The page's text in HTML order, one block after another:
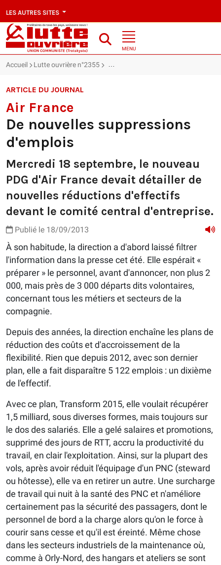
LES AUTRES SITES
MENU
Accueil Lutte ouvrière n°2355 Air France : De nouvelles
ARTICLE DU JOURNAL
Air France
De nouvelles suppressions
d'emplois
Mercredi 18 septembre, le nouveau
PDG d'Air France devait détailler de
nouvelles réductions d'effectifs
devant le comité central d'entreprise.
Publié le 18/09/2013
À son habitude, la direction a d'abord laissé filtrer
l'information dans la presse cet été. Elle espérait «
préparer » le personnel, avant d'annoncer, non plus 2
000, mais près de 3 000 départs dits volontaires,
concernant tous les métiers et secteurs de la
compagnie.
Depuis des années, la direction enchaîne les plans de
réduction des coûts et d'accroissement de la
flexibilité. Rien que depuis 2012, avec son dernier
plan, elle a fait disparaître 5 122 emplois : un dixième
de l'effectif.
Avec ce plan, Transform 2015, elle voulait récupérer
1,5 milliard, sous diverses formes, mais toujours sur
le dos des salariés. Elle a gelé salaires et promotions,
supprimé des jours de RTT, accru la productivité du
travail, en clair l'exploitation. Ainsi, sur la plupart des
vols, après avoir réduit l'équipage d'un PNC (steward
ou hôtesse), elle va en retirer un autre. Une surcharge
de travail qui nuit à la santé des PNC et n'améliore
certainement pas la sécurité des passagers, dont le
personnel de bord a la charge alors qu'on le force à
courir sans cesse et qu'il est éreinté. Même chose
dans les secteurs industriels de la maintenance où,
comme à Orly-Nord, des hangars et ateliers se sont